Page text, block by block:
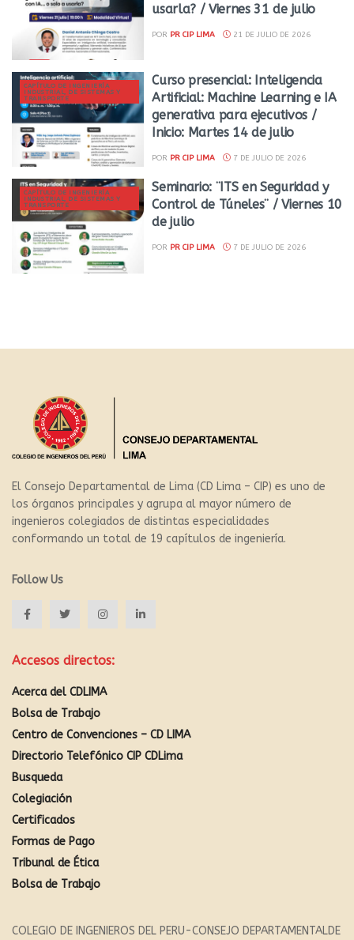
usarla? / Viernes 31 de julio
POR PR CIP LIMA 21 DE JULIO DE 2026
CAPÍTULO DE INGENIERÍA
INDUSTRIAL, DE SISTEMAS Y
TRANSPORTE
Curso presencial: Inteligencia
Artificial: Machine Learning e IA
generativa para ejecutivos /
Inicio: Martes 14 de julio
POR PR CIP LIMA 7 DE JULIO DE 2026
CAPÍTULO DE INGENIERÍA
INDUSTRIAL, DE SISTEMAS Y
TRANSPORTE
Seminario: ¨ITS en Seguridad y
Control de Túneles¨ / Viernes 10
de julio
POR PR CIP LIMA 7 DE JULIO DE 2026
El Consejo Departamental de Lima (CD Lima – CIP) es uno de
los órganos principales y agrupa al mayor número de
ingenieros colegiados de distintas especialidades
conformando un total de 19 capítulos de ingeniería.
Follow Us
Accesos directos:
Acerca del CDLIMA
Bolsa de Trabajo
Centro de Convenciones – CD LIMA
Directorio Telefónico CIP CDLima
Busqueda
Colegiación
Certificados
Formas de Pago
Tribunal de Ética
Bolsa de Trabajo
COLEGIO DE INGENIEROS DEL PERU-CONSEJO DEPARTAMENTALDE